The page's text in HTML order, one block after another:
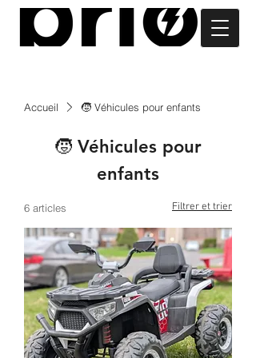
Accueil 🧒 Véhicules pour enfants
🧒 Véhicules pour
enfants
6 articles Filtrer et trier